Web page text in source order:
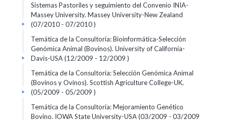
Sistemas Pastoriles y seguimiento del Convenio INIA-
Massey University. Massey University-New Zealand
(07/2010 - 07/2010 )
+
Temática de la Consultoría: Bioinformática-Selección
Genómica Animal (Bovinos). University of California-
Davis-USA (12/2009 - 12/2009 )
+
Temática de la Consultoría: Selección Genómica Animal
(Bovinos y Ovinos). Scottish Agriculture College-UK.
(05/2009 - 05/2009 )
+
Temática de la Consultoría: Mejoramiento Genético
Bovino. IOWA State University-USA (03/2009 - 03/2009